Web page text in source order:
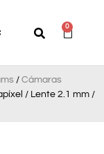
0
/ Cámaras
/ Lente 2.1 mm /